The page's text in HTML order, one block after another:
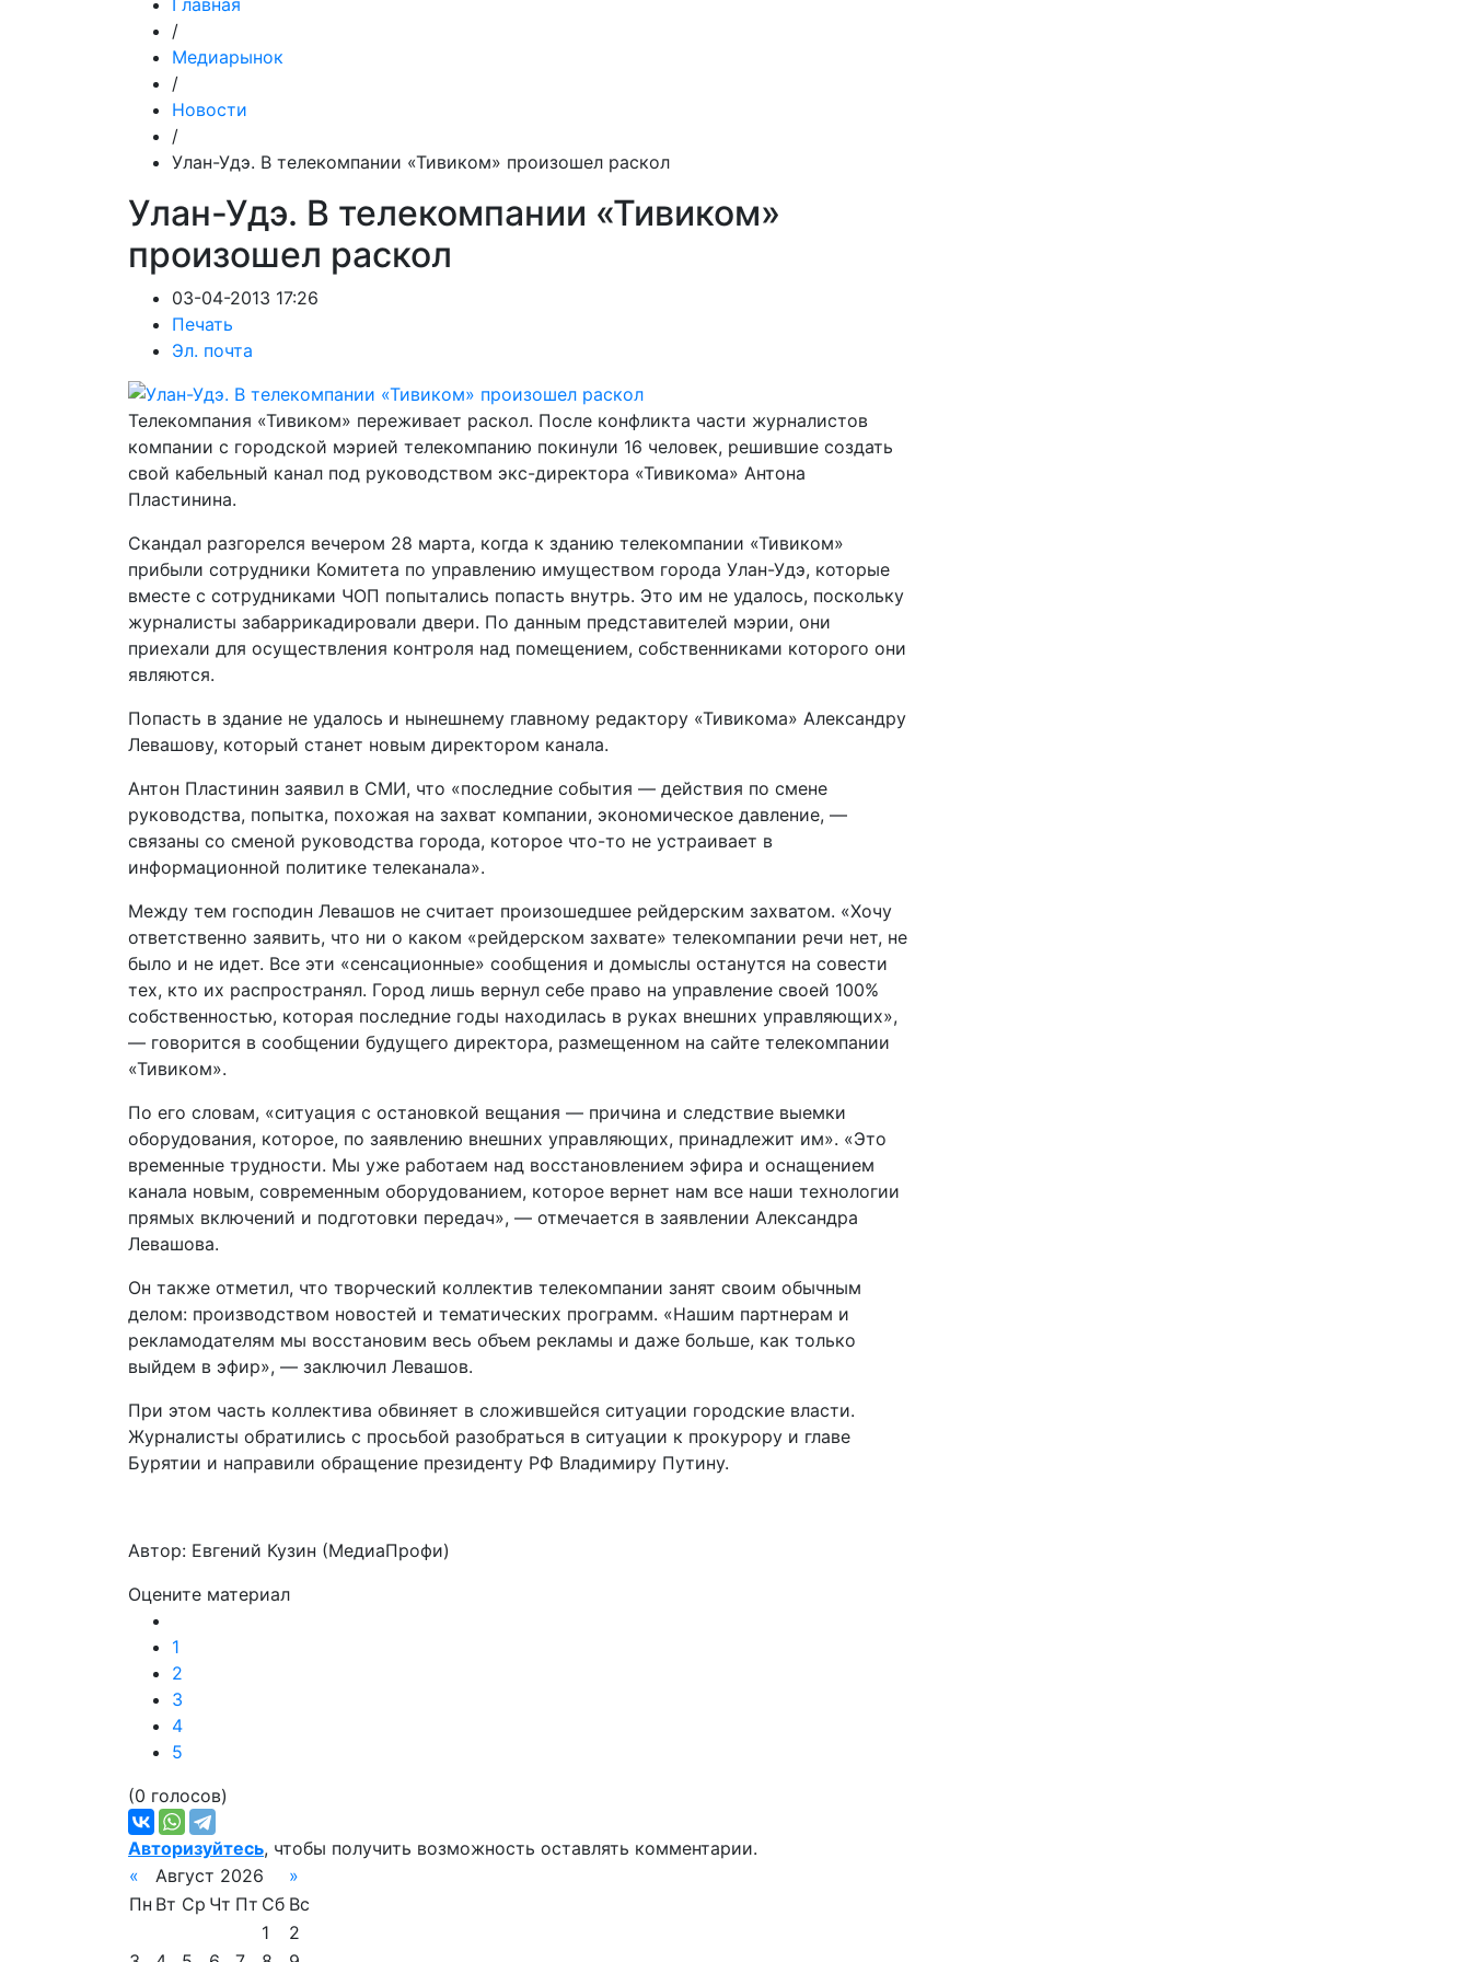
Главная
/
Медиарынок
/
Новости
/
Улан-Удэ. В телекомпании «Тивиком» произошел раскол
Улан-Удэ. В телекомпании «Тивиком»
произошел раскол
03-04-2013 17:26
Печать
Эл. почта
Телекомпания «Тивиком» переживает раскол. После конфликта части журналистов
компании с городской мэрией телекомпанию покинули 16 человек, решившие создать
свой кабельный канал под руководством экс-директора «Тивикома» Антона
Пластинина.
Скандал разгорелся вечером 28 марта, когда к зданию телекомпании «Тивиком»
прибыли сотрудники Комитета по управлению имуществом города Улан-Удэ, которые
вместе с сотрудниками ЧОП попытались попасть внутрь. Это им не удалось, поскольку
журналисты забаррикадировали двери. По данным представителей мэрии, они
приехали для осуществления контроля над помещением, собственниками которого они
являются.
Попасть в здание не удалось и нынешнему главному редактору «Тивикома» Александру
Левашову, который станет новым директором канала.
Антон Пластинин заявил в СМИ, что «последние события — действия по смене
руководства, попытка, похожая на захват компании, экономическое давление, —
связаны со сменой руководства города, которое что-то не устраивает в
информационной политике телеканала».
Между тем господин Левашов не считает произошедшее рейдерским захватом. «Хочу
ответственно заявить, что ни о каком «рейдерском захвате» телекомпании речи нет, не
было и не идет. Все эти «сенсационные» сообщения и домыслы останутся на совести
тех, кто их распространял. Город лишь вернул себе право на управление своей 100%
собственностью, которая последние годы находилась в руках внешних управляющих»,
— говорится в сообщении будущего директора, размещенном на сайте телекомпании
«Тивиком».
По его словам, «ситуация с остановкой вещания — причина и следствие выемки
оборудования, которое, по заявлению внешних управляющих, принадлежит им». «Это
временные трудности. Мы уже работаем над восстановлением эфира и оснащением
канала новым, современным оборудованием, которое вернет нам все наши технологии
прямых включений и подготовки передач», — отмечается в заявлении Александра
Левашова.
Он также отметил, что творческий коллектив телекомпании занят своим обычным
делом: производством новостей и тематических программ. «Нашим партнерам и
рекламодателям мы восстановим весь объем рекламы и даже больше, как только
выйдем в эфир», — заключил Левашов.
При этом часть коллектива обвиняет в сложившейся ситуации городские власти.
Журналисты обратились с просьбой разобраться в ситуации к прокурору и главе
Бурятии и направили обращение президенту РФ Владимиру Путину.
Автор: Евгений Кузин (МедиаПрофи)
Оцените материал
1
2
3
4
5
(0 голосов)
Авторизуйтесь, чтобы получить возможность оставлять комментарии.
«
Август 2026
»
Пн Вт Ср Чт Пт Сб Вс
1
2